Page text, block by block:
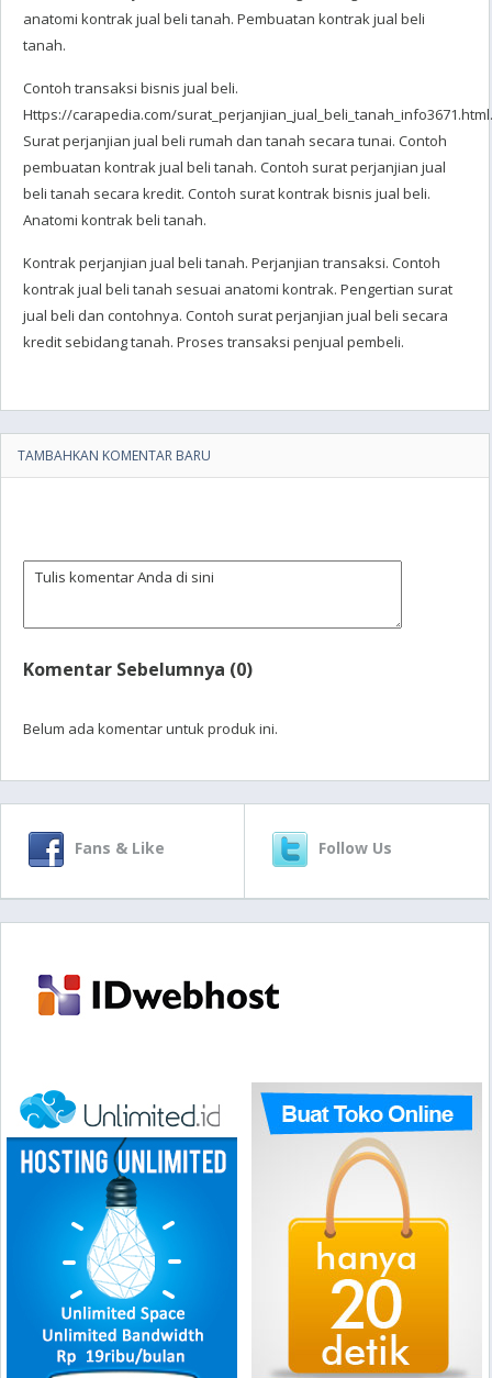
anatomi kontrak jual beli tanah. Pembuatan kontrak jual beli
tanah.
Contoh transaksi bisnis jual beli.
Https://carapedia.com/surat_perjanjian_jual_beli_tanah_info3671.html.
Surat perjanjian jual beli rumah dan tanah secara tunai. Contoh
pembuatan kontrak jual beli tanah. Contoh surat perjanjian jual
beli tanah secara kredit. Contoh surat kontrak bisnis jual beli.
Anatomi kontrak beli tanah.
Kontrak perjanjian jual beli tanah. Perjanjian transaksi. Contoh
kontrak jual beli tanah sesuai anatomi kontrak. Pengertian surat
jual beli dan contohnya. Contoh surat perjanjian jual beli secara
kredit sebidang tanah. Proses transaksi penjual pembeli.
TAMBAHKAN KOMENTAR BARU
Komentar Sebelumnya (0)
Belum ada komentar untuk produk ini.
Fans & Like Follow Us